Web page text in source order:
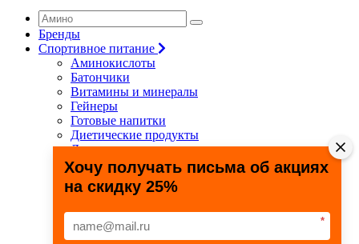
Бренды
Спортивное питание
Аминокислоты
Батончики
Витамины и минералы
Гейнеры
Готовые напитки
Диетические продукты
Для связок и суставов
Жиросжигатели
Здоровье и долголетие
Креатин
Специальные препараты
Спецпредложения
Хочу получать письма об акциях
на скидку 25%
*